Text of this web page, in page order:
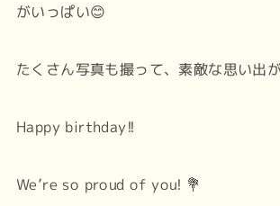
がいっぱい😊
たくさん写真も撮って、素敵な思い出
Happy birthday!!
We’re so proud of you! 💐